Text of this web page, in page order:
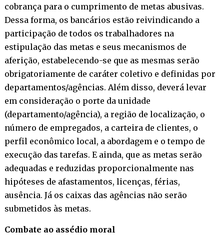
cobrança para o cumprimento de metas abusivas.
Dessa forma, os bancários estão reivindicando a
participação de todos os trabalhadores na
estipulação das metas e seus mecanismos de
aferição, estabelecendo-se que as mesmas serão
obrigatoriamente de caráter coletivo e definidas por
departamentos/agências. Além disso, deverá levar
em consideração o porte da unidade
(departamento/agência), a região de localização, o
número de empregados, a carteira de clientes, o
perfil econômico local, a abordagem e o tempo de
execução das tarefas. E ainda, que as metas serão
adequadas e reduzidas proporcionalmente nas
hipóteses de afastamentos, licenças, férias,
ausência. Já os caixas das agências não serão
submetidos às metas.
Combate ao assédio moral